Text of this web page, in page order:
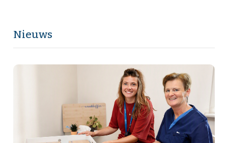
Nieuws